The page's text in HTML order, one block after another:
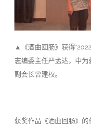
▲《酒曲回肠》获得
志编委主任严孟达，中
副会长曾建权。
获奖作品《酒曲回肠》的